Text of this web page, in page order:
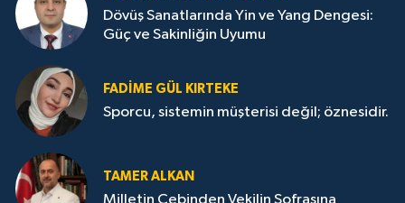
Dövüş Sanatlarında Yin ve Yang Dengesi:
Güç ve Sakinliğin Uyumu
FADIME GÜL KIRTEKE
Sporcu, sistemin müşterisi değil; öznesidir.
TAMER ALKAN